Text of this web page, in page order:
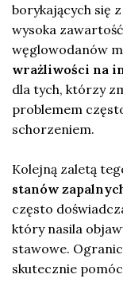
borykających się z
wysoka
węglowodanów
wrażliwości na
dla tych, którzy
problemem
schorzeniem.
Kolejną zaletą
stanów
często
który nasila
stawowe.
skutecznie